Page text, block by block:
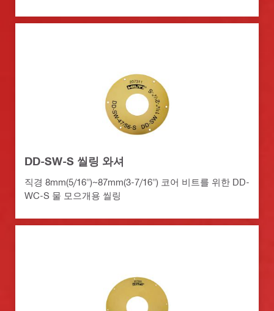
DD-SW-S 씰링 와셔
직경 8mm(5/16")~87mm(3-7/16") 코어 비트를 위한 DD-
WC-S 물 모으개용 씰링